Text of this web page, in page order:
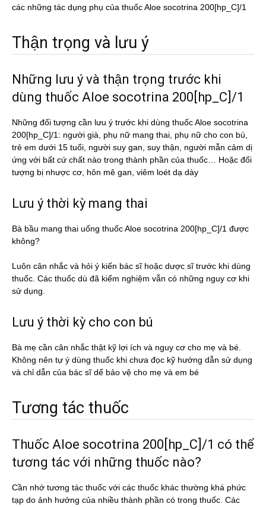
các những tác dụng phụ của thuốc Aloe socotrina 200[hp_C]/1
Thận trọng và lưu ý
Những lưu ý và thận trọng trước khi
dùng thuốc Aloe socotrina 200[hp_C]/1
Những đối tượng cần lưu ý trước khi dùng thuốc Aloe socotrina
200[hp_C]/1: người già, phụ nữ mang thai, phụ nữ cho con bú,
trẻ em dưới 15 tuổi, người suy gan, suy thận, người mẫn cảm dị
ứng với bất cứ chất nào trong thành phần của thuốc… Hoặc đối
tượng bị nhược cơ, hôn mê gan, viêm loét dạ dày
Lưu ý thời kỳ mang thai
Bà bầu mang thai uống thuốc Aloe socotrina 200[hp_C]/1 được
không?
Luôn cân nhắc và hỏi ý kiến bác sĩ hoặc dược sĩ trước khi dùng
thuốc. Các thuốc dù đã kiểm nghiệm vẫn có những nguy cơ khi
sử dụng.
Lưu ý thời kỳ cho con bú
Bà mẹ cần cân nhắc thật kỹ lợi ích và nguy cơ cho mẹ và bé.
Không nên tự ý dùng thuốc khi chưa đọc kỹ hướng dẫn sử dụng
và chỉ dẫn của bác sĩ dể bảo vệ cho mẹ và em bé
Tương tác thuốc
Thuốc Aloe socotrina 200[hp_C]/1 có thể
tương tác với những thuốc nào?
Cần nhớ tương tác thuốc với các thuốc khác thường khá phức
tạp do ảnh hưởng của nhiều thành phần có trong thuốc. Các